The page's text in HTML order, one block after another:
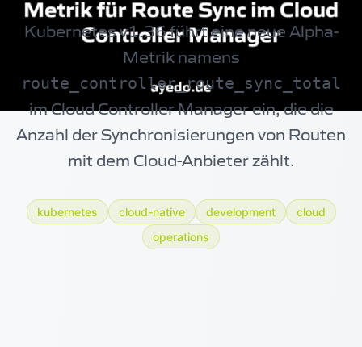
Kubernetes v1.36 führt eine neue Alpha-
Metrik namens
route_controller_route_sync_total
im Cloud Controller Manager ein, die die
Anzahl der Synchronisierungen von Routen
mit dem Cloud-Anbieter zählt.
kubernetes cloud-native development
cloud
operations